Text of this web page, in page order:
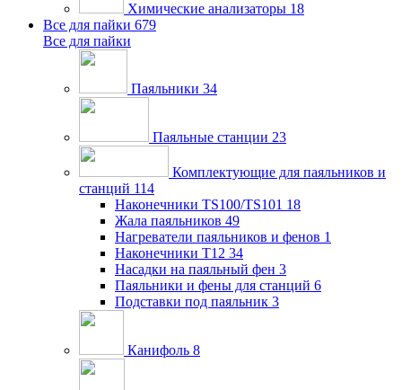
Химические анализаторы 18
Все для пайки 679
Все для пайки
Паяльники 34
Паяльные станции 23
Комплектующие для паяльников и
станций 114
Наконечники TS100/TS101 18
Жала паяльников 49
Нагреватели паяльников и фенов 1
Наконечники T12 34
Насадки на паяльный фен 3
Паяльники и фены для станций 6
Подставки под паяльник 3
Канифоль 8